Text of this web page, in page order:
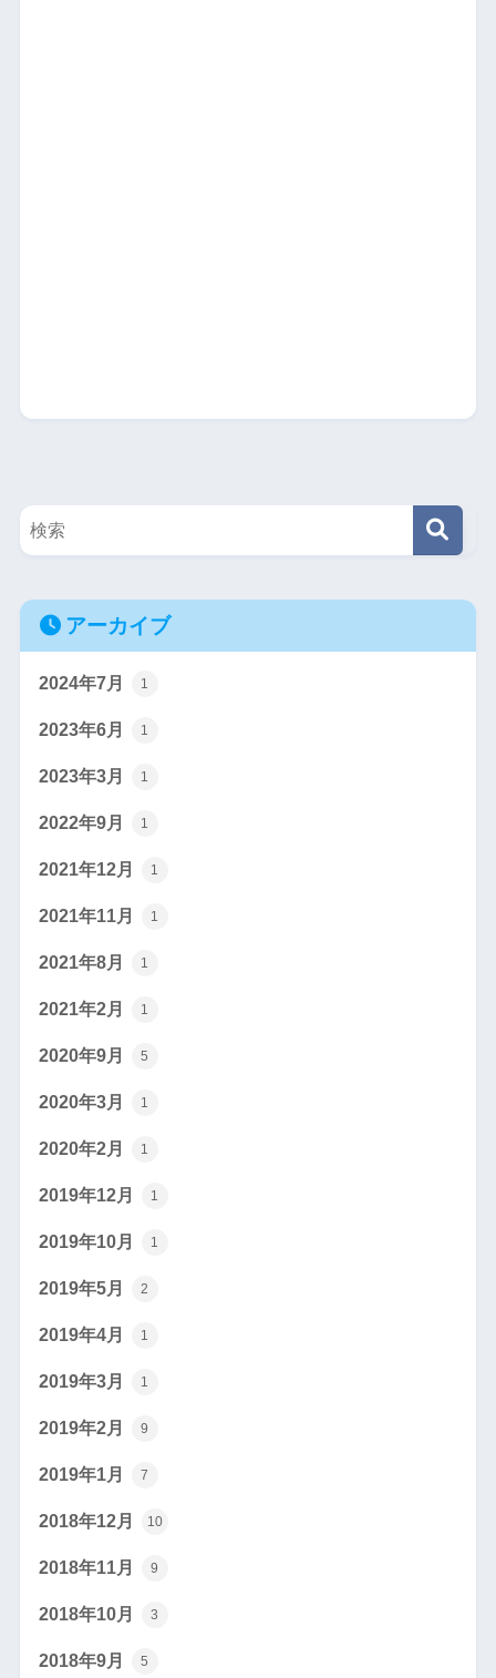
アーカイブ
2024年7月 1
2023年6月 1
2023年3月 1
2022年9月 1
2021年12月 1
2021年11月 1
2021年8月 1
2021年2月 1
2020年9月 5
2020年3月 1
2020年2月 1
2019年12月 1
2019年10月 1
2019年5月 2
2019年4月 1
2019年3月 1
2019年2月 9
2019年1月 7
2018年12月 10
2018年11月 9
2018年10月 3
2018年9月 5